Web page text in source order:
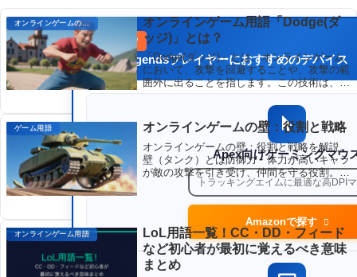
PICK UP
Apex Legendsプレイヤーにおすすめのデバイス
Apex向けゲーミングマウ
トラッキングエイムに最適な高DPI
Amazonで探す
オンラインゲーム用語「Dodge(ダ
ッジ)」とは？
「Dodge(ダッジ)」とは、オンラインゲーム
において、攻撃を回避することや、攻撃の範
囲外に出ることを指します。この技術は、敵
ために使用されます。Dodgeはタイミングと
素早い反応を必要とし、熟練したプレイヤー
は、高度なDodgeテクニックを駆使して敵の
攻撃を巧みにかわします。
ゲーム用語 オンラインゲームの壁：役割と戦略
オンラインゲームの壁：役割と戦略を解説。
壁（タンク）とは防御力・体力が高いキャラ
が敵の攻撃を引き受け、仲間を守る役割。最
前線でダメージを吸収し、チーム生存を支え
る重要なポジションです。
オンラインゲーム用語
LoL用語一覧！CC・DD・フィード
など初心者が最初に覚えるべき意味
まとめ